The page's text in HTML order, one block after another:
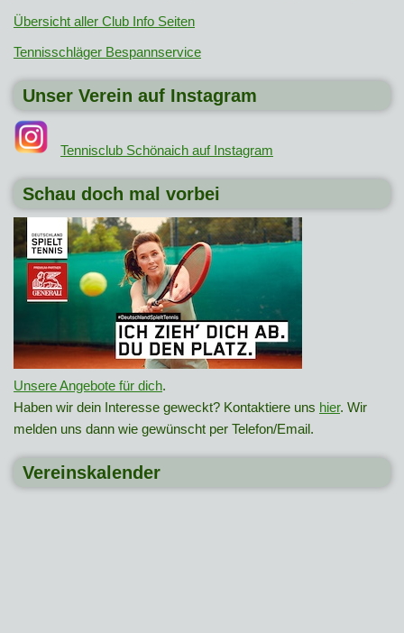
Übersicht aller Club Info Seiten
Tennisschläger Bespannservice
Unser Verein auf Instagram
Tennisclub Schönaich auf Instagram
Schau doch mal vorbei
Unsere Angebote für dich.
Haben wir dein Interesse geweckt? Kontaktiere uns hier. Wir
melden uns dann wie gewünscht per Telefon/Email.
Vereinskalender